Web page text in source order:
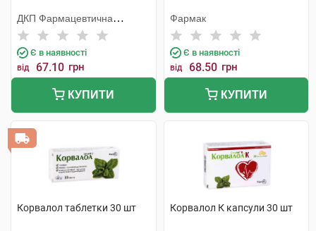
ДКП Фармацевтична
фабрика
Є в наявності
від 67.10 грн
КУПИТИ
Фармак
Є в наявності
від 68.50 грн
КУПИТИ
Корвалол таблетки 30 шт Корвалол К капсули 30 шт